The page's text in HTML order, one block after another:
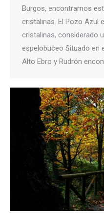
Burgos, encontramos
cristalinas. El Pozo Azul
cristalinas, considerado
espelobuceo Situado en
Alto Ebro y Rudrón